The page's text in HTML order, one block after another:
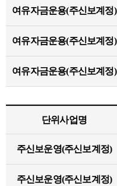
여유자금운용(주신보계정)
여유자금운용(주신보계정)
여유자금운용(주신보계정)
단위사업명
주신보운영(주신보계정)
주신보운영(주신보계정)